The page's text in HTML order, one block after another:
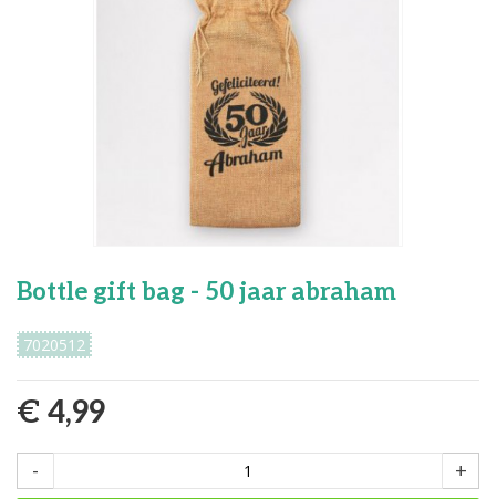
Bottle gift bag - 50 jaar abraham
7020512
€ 4,99
- +